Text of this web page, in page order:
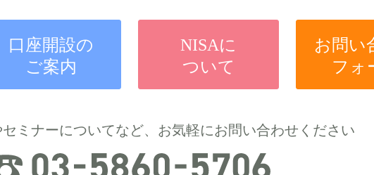
口座開設の
ご案内
NISAに
ついて
お問い
フォ
ミナーについてなど、お気軽にお問い合わせください